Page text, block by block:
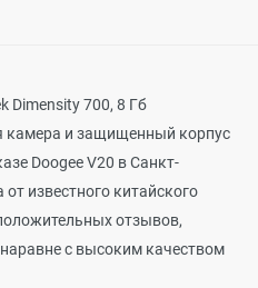
Dimensity 700, 8 Гб
камера и защищенный корпус
Doogee V20 в Санкт-
известного китайского
отзывов,
с высоким качеством